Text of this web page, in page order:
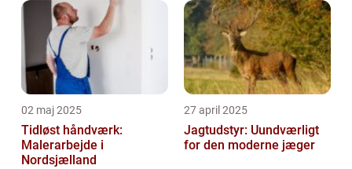
02 maj 2025
Tidløst håndværk:
Malerarbejde i
Nordsjælland
27 april 2025
Jagtudstyr: Uundværligt
for den moderne jæger